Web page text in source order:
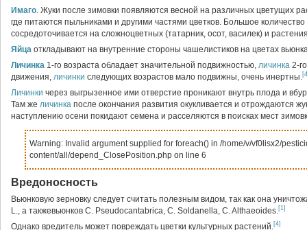
Имаго. Жуки после зимовки появляются весной на различных цветущих
где питаются пыльниками и другими частями цветков. Большое количество
сосредоточивается на сложноцветных (татарник, осот, василек) и
Яйца откладывают на внутренние стороны чашелистиков на цветах
Личинка 1-го возраста обладает значительной подвижностью, личинка 2-
движения, личинки следующих возрастов мало подвижны, очень инертны.
Личинки через выгрызенное ими отверстие проникают внутрь плода и
Там же личинка после окончания развития окукливается и отрождаются
наступлению осени покидают семена и расселяются в поисках мест
Warning: Invalid argument supplied for foreach() in /home/v/vf0lisx2/
content/all/depend_ClosePosition.php on line 6
Вредоносность
Вьюнковую зерновку следует считать полезным видом, так как она
L., а такжевьюнков C. Pseudocantabrica, C. Soldanella, C. Althaeoides.[1]
Однако вредитель может повреждать цветки культурных растений.[4]